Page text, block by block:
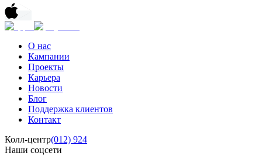
О нас
Кампании
Проекты
Карьера
Новости
Блог
Поддержка клиентов
Контакт
Колл-центр(012) 924
Наши соцсети